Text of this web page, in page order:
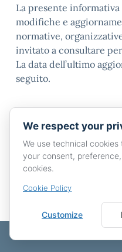
La presente informativa
modifiche e
normative,
invitato a consultare
La data dell’ultimo
seguito.
Pubblicato: 01.08.2025 -
Eccetto dove
stato rilasciato sotto
Attribuzione 4.0 Italia.
We respect your
We use technical
your consent,
cookies.
Cookie Policy
Customize